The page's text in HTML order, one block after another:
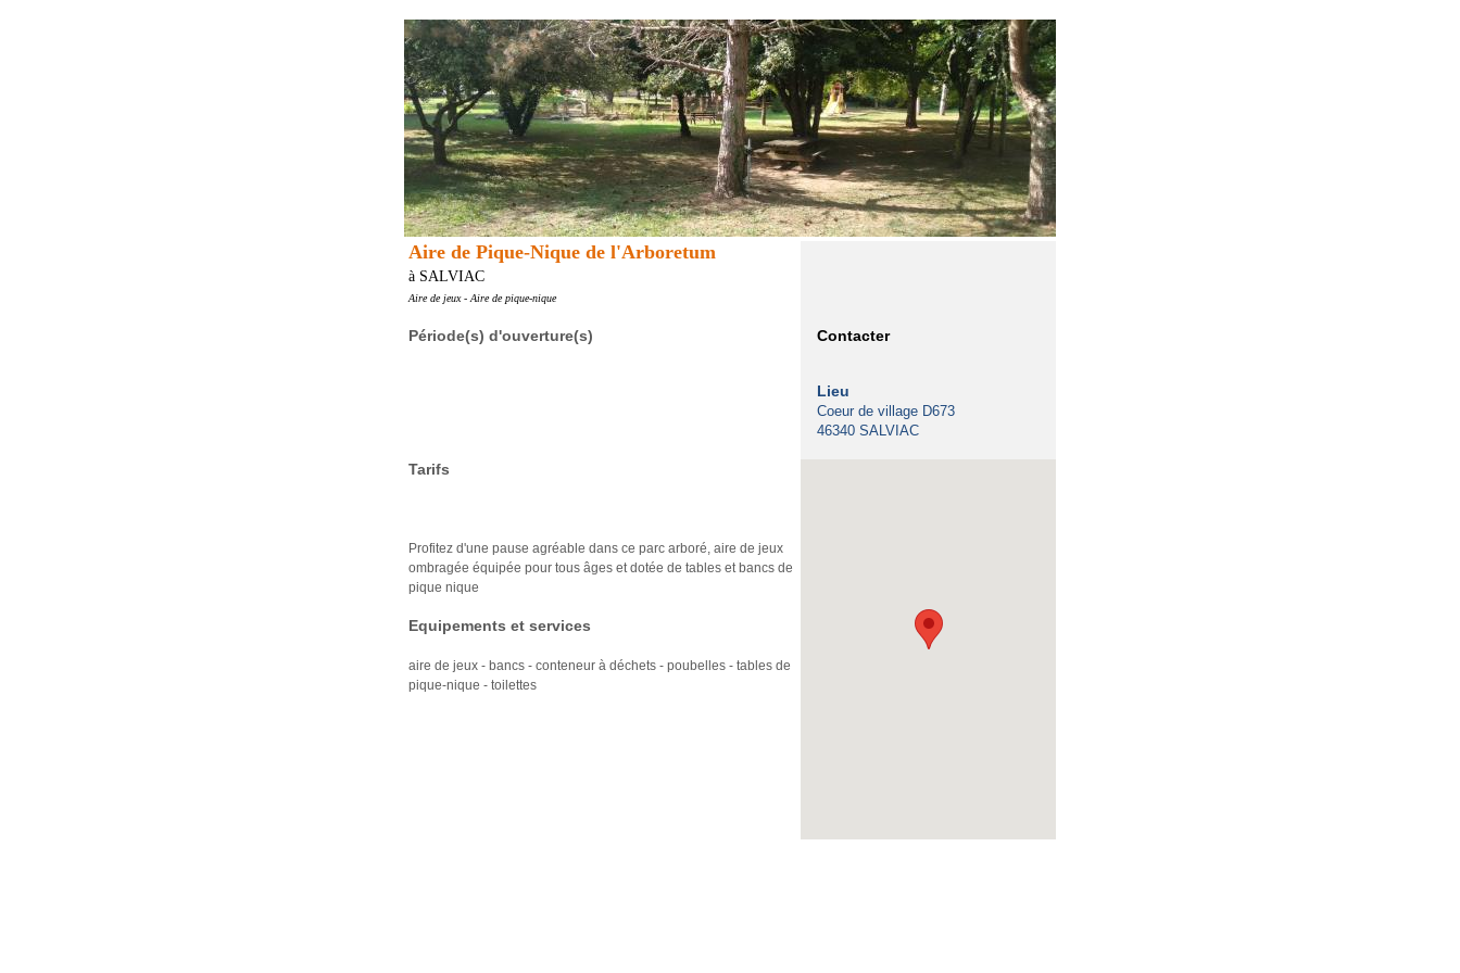
Aire de Pique-Nique de l'Arboretum
à SALVIAC
Aire de jeux - Aire de pique-nique
Période(s) d'ouverture(s) Contacter
Lieu
Coeur de village D673
46340 SALVIAC
Tarifs
Profitez d'une pause agréable dans ce parc arboré, aire de jeux
ombragée équipée pour tous âges et dotée de tables et bancs de
pique nique
Equipements et services
aire de jeux - bancs - conteneur à déchets - poubelles - tables de
pique-nique - toilettes